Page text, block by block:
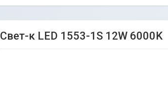
Свет-к LED 1553-1S 12W 6000K